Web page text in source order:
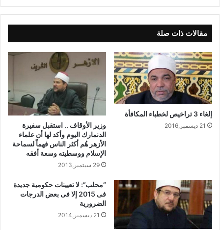
مقالات ذات صلة
إلغاء 3 تراخيص لخطباء المكافأة
21 ديسمبر,2016
وزير الأوقاف .. استقبل سفيرة
الدنمارك اليوم وأكد لها أن علماء
الأزهر هُم أكثر الناس فهماً لسماحة
الإسلام ووسطيته وسعة أفقه
29 سبتمبر,2013
“محلب”: لا تعيينات حكومية جديدة
فى 2015 إلا فى بعض الدرجات
الضرورية
21 ديسمبر,2014